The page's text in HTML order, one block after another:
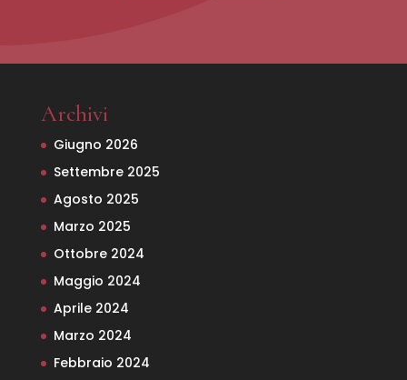
Archivi
Giugno 2026
Settembre 2025
Agosto 2025
Marzo 2025
Ottobre 2024
Maggio 2024
Aprile 2024
Marzo 2024
Febbraio 2024